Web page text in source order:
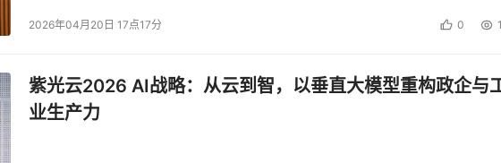
2026年04月20日 17点17分 0
紫光云2026 AI战略：从云到智，以垂直大模型重构政企与
业生产力